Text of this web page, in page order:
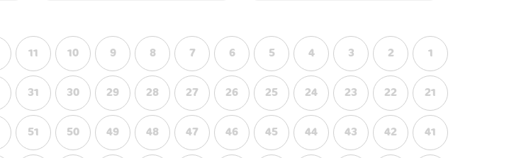
1
2
3
4
5
6
7
8
9
10
11
21
22
23
24
25
26
27
28
29
30
31
41
42
43
44
45
46
47
48
49
50
51